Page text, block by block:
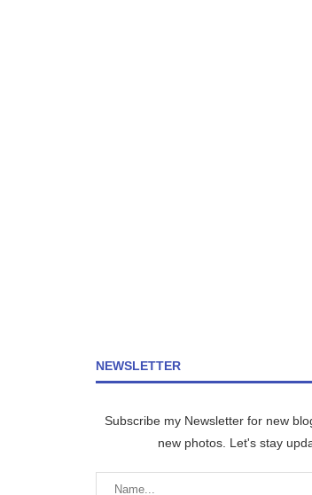
NEWSLETTER
Subscribe my Newsletter for new
new photos. Let's stay